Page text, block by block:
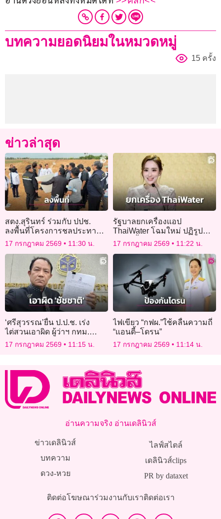
บทความยอดนิยมในหมวดหมู่
15 ครั้ง
ข่าวล่าสุด
สตง.สุรินทร์ ร่วมกับ ปปช.
ลงพื้นที่โครงการชลประทาน
รับฟังปัญหา
17 กรกฎาคม 2569 11:30 น.
รัฐบาลยกเครื่องแอป
ThaiWater โฉมใหม่ ปฏิรูป
ข้อมูลน้ำแห่งชาติ รู้เท่าทัน
สถานการณ์ก่อนเกิดวิกฤติ
17 กรกฎาคม 2569 11:22 น.
‘ศรีสุวรรณ’ยื่น ป.ป.ช. เร่ง
ไต่สวนเอาผิด ผู้ว่าฯ กทม.
ละเลยความปลอดภัยสถาน
บันเทิงนอกโซนนิ่ง
17 กรกฎาคม 2569 11:15 น.
ไฟเขียว “กฟผ.”ใช้คลื่นความถี่
“แอนตี้–โดรน”
17 กรกฎาคม 2569 11:14 น.
อ่านความจริง อ่านเดลินิวส์
ข่าวเดลินิวส์
บทความ
ดวง-หวย
ไลฟ์สไตล์
เดลินิวส์clips
PR by dataxet
ติดต่อโฆษณาร่วมงานกับเราติดต่อเรา